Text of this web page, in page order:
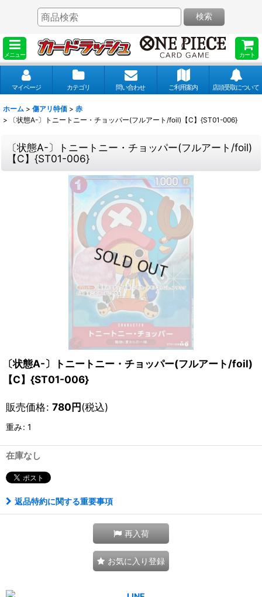
メニュー カート
検索
マイページ カテゴリ 問い合わせ ご利用案内 店頭受取について
ホーム > 傷アリ特価 > 赤
>
〔状態A-〕トニートニー・チョッパー(フルアート/foil)【C】{ST01-006}
〔状態A-〕トニートニー・チョッパー(フルアート/foil)
【C】{ST01-006}
〔状態A-〕トニートニー・チョッパー(フルアート/foil)
【C】{ST01-006}
販売価格: 780円(税込)
重み: 1
在庫なし
返品特約に関する重要事項
再入荷
お気に入り登録